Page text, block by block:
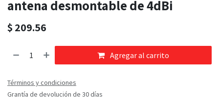
antena desmontable de 4dBi
$ 209.56
Agregar al carrito
Términos y condiciones
Grantía de devolución de 30 días